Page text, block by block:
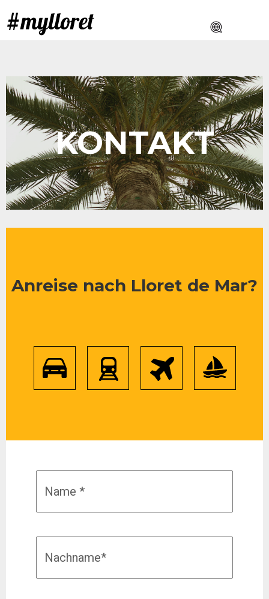
KONTAKT
Anreise nach Lloret de Mar?